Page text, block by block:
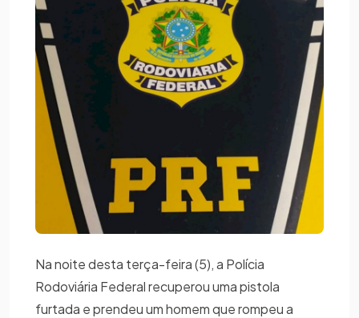
Na noite desta terça-feira (5), a Polícia
Rodoviária Federal recuperou uma pistola
furtada e prendeu um homem que rompeu a